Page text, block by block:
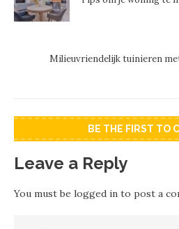
Milieuvriendelijk tuinieren
BE THE FIRST TO
Leave a Reply
You must be logged in to post a